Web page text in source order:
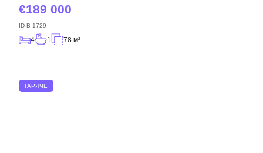
189 000
ID B-1729
4 1 78 м²
ГАРЯЧЕ